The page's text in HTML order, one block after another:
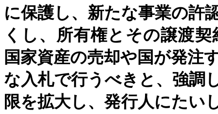
に保護し、新たな事業の許
くし、所有権とその譲渡
国家資産の売却や国が発注
な入札で行うべきと、強調
限を拡大し、発行人にたい